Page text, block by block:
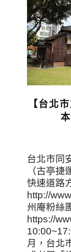
【台北
台北市同
（古亭
快速道路
http://
州庵粉絲
https://
月，台北